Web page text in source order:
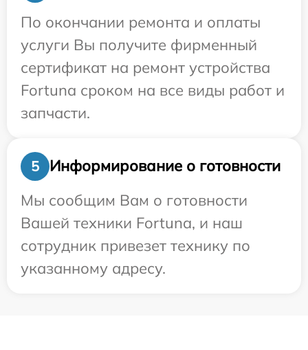
По окончании ремонта и оплаты
услуги Вы получите фирменный
сертификат на ремонт устройства
Fortuna сроком на все виды работ и
запчасти.
5
Информирование о готовности
Мы сообщим Вам о готовности
Вашей техники Fortuna, и наш
сотрудник привезет технику по
указанному адресу.